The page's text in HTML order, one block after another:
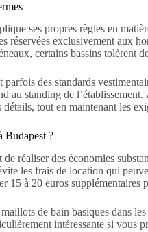
ses propres règles en
réservées exclusivement aux
certains bassins tolèrent
des standards
au standing de
tout en maintenant les
Budapest ?
réaliser des économies
les frais de location qui
15 à 20 euros supplémentaires
de bain basiques dans
intéressante si vous